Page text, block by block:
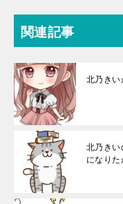
関連記事
北乃きい
北乃きい
になりた